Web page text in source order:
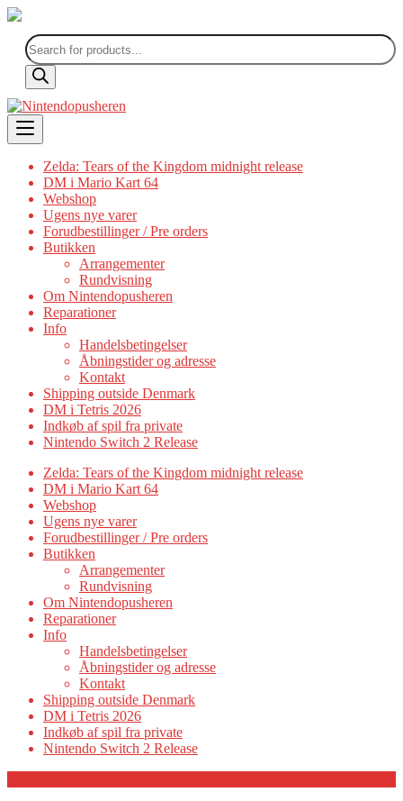
Products
search
Skip
to
content
Zelda: Tears of the Kingdom midnight release
DM i Mario Kart 64
Webshop
Ugens nye varer
Forudbestillinger / Pre orders
Butikken
Arrangementer
Rundvisning
Om Nintendopusheren
Reparationer
Info
Handelsbetingelser
Åbningstider og adresse
Kontakt
Shipping outside Denmark
DM i Tetris 2026
Indkøb af spil fra private
Nintendo Switch 2 Release
Zelda: Tears of the Kingdom midnight release
DM i Mario Kart 64
Webshop
Ugens nye varer
Forudbestillinger / Pre orders
Butikken
Arrangementer
Rundvisning
Om Nintendopusheren
Reparationer
Info
Handelsbetingelser
Åbningstider og adresse
Kontakt
Shipping outside Denmark
DM i Tetris 2026
Indkøb af spil fra private
Nintendo Switch 2 Release